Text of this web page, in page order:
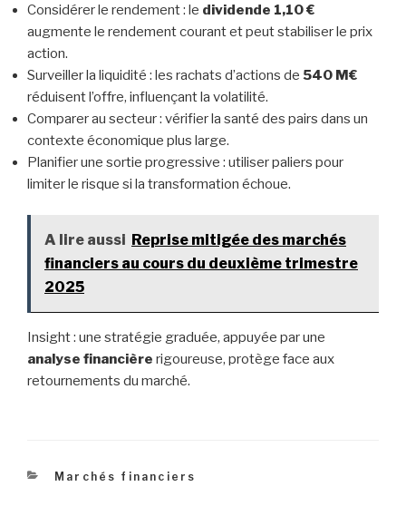
Considérer le rendement : le dividende 1,10 €
augmente le rendement courant et peut stabiliser le prix
action.
Surveiller la liquidité : les rachats d’actions de 540 M€
réduisent l’offre, influençant la volatilité.
Comparer au secteur : vérifier la santé des pairs dans un
contexte économique plus large.
Planifier une sortie progressive : utiliser paliers pour
limiter le risque si la transformation échoue.
A lire aussi Reprise mitigée des marchés
financiers au cours du deuxième trimestre
2025
Insight : une stratégie graduée, appuyée par une
analyse financière rigoureuse, protège face aux
retournements du marché.
Catégories
Marchés financiers